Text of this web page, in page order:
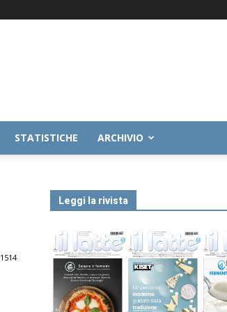
STATISTICHE ARCHIVIO
1514
Leggi la rivista